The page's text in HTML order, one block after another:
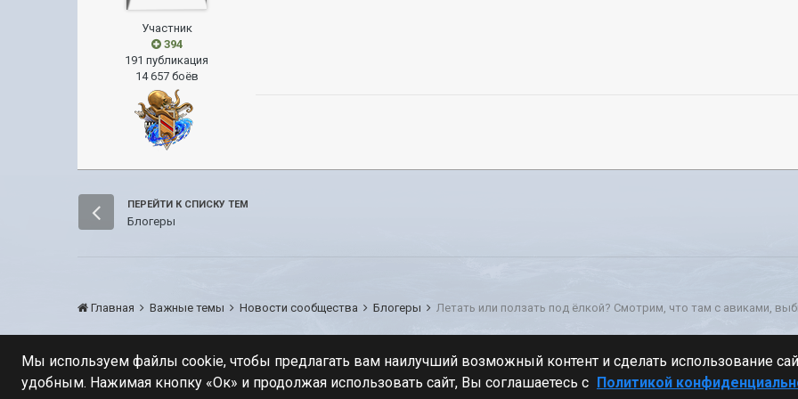
Участник
394
191 публикация
14 657 боёв
ПЕРЕЙТИ К СПИСКУ ТЕМ
Блогеры
Главная Важные темы Новости сообщества Блогеры
Мы используем файлы cookie, чтобы предлагать вам наилучший возможный контент и сделать использование
удобным. Нажимая кнопку «Ок» и продолжая использовать сайт, Вы соглашаетесь с Политикой